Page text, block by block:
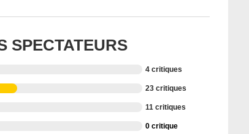
SPECTATEURS
4 critiques
23 critiques
11 critiques
0 critique